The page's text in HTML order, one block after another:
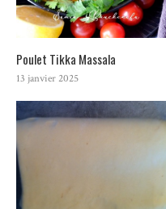
Poulet Tikka Massala
13 janvier 2025